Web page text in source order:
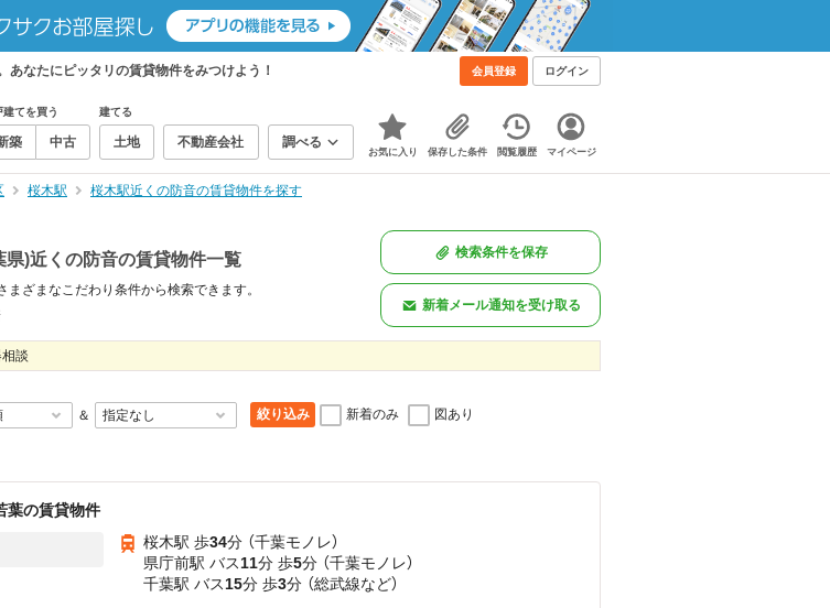
なたにピッタリの賃貸物件をみつけよう！ 会員登録 ログイン
建てを買う
築 中古
建てる
土地 不動産会社 調べる
お気に入り 保存した条件 閲覧履歴 マイページ
桜木駅 桜木駅近くの防音の賃貸物件を探す
県)近くの防音の賃貸物件一覧
まざまなこだわり条件から検索できます。
検索条件を保存
新着メール通知を受け取る
談
＆ 絞り込み 新着のみ 図あり
葉の賃貸物件
桜木駅 歩34分 （千葉モノレ）
県庁前駅 バス11分 歩5分 （千葉モノレ）
千葉駅 バス15分 歩3分 （総武線など）